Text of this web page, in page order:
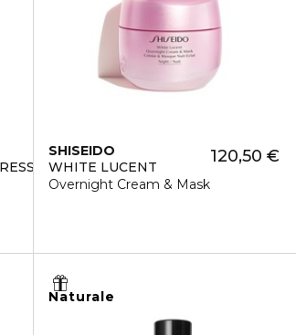
POWDER
SHISEIDO
WHITE LUCENT
Overnight Cream & Mask
120,50 €
Naturale